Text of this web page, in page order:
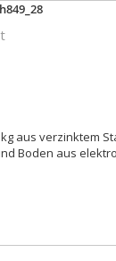
aus verzinktem
Boden aus